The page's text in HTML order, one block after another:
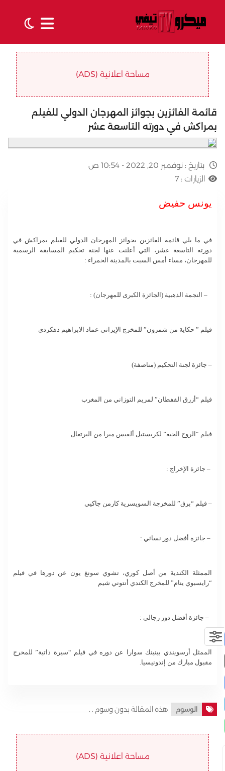
مساحة اعلانية (ADS)
قائمة الفائزين بجوائز المهرجان الدولي للفيلم
بمراكش في دورته التاسعة عشر
بتاريخ : نوفمبر 20, 2022 - 10:54 ص
الزيارات : 7
يونس حفيض
في ما يلي قائمة الفائزين بجوائز المهرجان الدولي للفيلم بمراكش في
دورته التاسعة عشر، التي أعلنت عنها لجنة تحكيم المسابقة الرسمية
للمهرجان، مساء أمس السبت بالمدينة الحمراء :
– النجمة الذهبية (الجائزة الكبرى للمهرجان) :
فيلم ” حكاية من شمرون” للمخرج الإيراني عماد الابراهيم دهكردي
– جائزة لجنة التحكيم (مناصفة)
فيلم “أزرق القفطان” لمريم التوزاني من المغرب
فيلم “الروح الحية” لكريستيل ألفيس ميرا من البرتغال
– جائزة الإخراج :
– فيلم “برق” للمخرجة السويسرية كارمن جاكيي
– جائزة أفضل دور نسائي :
الممثلة الكندية من أصل كوري، تشوي سونغ يون عن دورها في فيلم
“رايسبوي ينام” للمخرج الكندي أنتوني شيم
– جائزة أفضل دور رجالي :
الممثل أرسويندي بينينك سوارا عن دوره في فيلم “سيرة ذاتية” للمخرج
مقبول مبارك من إندونيسيا.
الوسوم هذه المقالة بدون وسوم . .
مساحة اعلانية (ADS)